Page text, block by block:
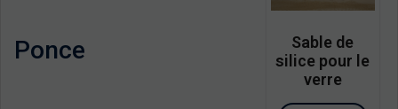
Ponce
Sable de
silice pour le
verre